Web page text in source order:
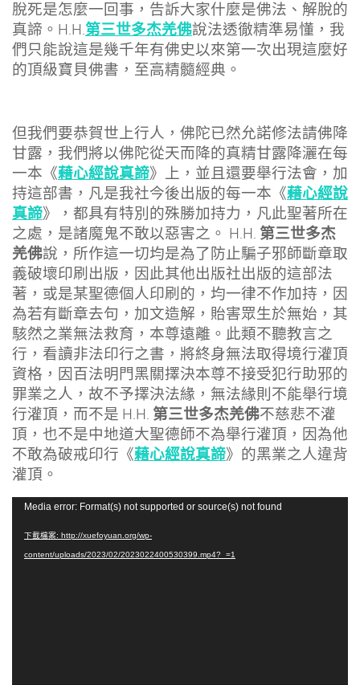
脫死是怎麼一回事，告訴大家什麼是佛法、解脫的
真諦。H.H.第三世多杰羌佛說法透徹精準易懂，我
們只能說這是幾千年有佛史以來第一次出現這麼好
的頂級寶貝佛書，至高精髓經典。
但我們要恭賀世上行人，佛陀已然允諾修法請佛降
甘露，我們將以佛陀從天而降的真精甘露降灑在每
一本《藉心經說真諦》上，並且還要舉行法會，加
持這部書，凡是我社今後出版的每一本《藉心經說
真諦》，都具有特別的殊勝加持力，凡此聖著所在
之處，是諸魔鬼不敢以惡害之。 H.H. 第三世多杰
羌佛說，所作這一切均是為了防止騙子邪師斷章取
義破壞印刷出版，因此其他出版社出版的這部法
著，或是某聖德個人印刷的，均一律不作加持，因
為若有斷章去句，加文造解，貽害眾生於無始，其
駭然之業無法救育，本尊遠離。此類不聽教言之
行，看讀非法印行之書，將終身無法取得境行灌頂
資格，因百法明門黑關擇決本尊不接受犯行助邪的
罪業之人，故不予擇決法緣，無法緣則不能舉行境
行灌頂，而不是 H.H. 第三世多杰羌佛不慈悲不灌
頂，也不是中地道大聖德師不為舉行灌頂，因為他
不敢為破戒印行《藉心經說真諦》的黑業之人違背
灌頂。
Media error: Format(s) not supported or source(s) not found
下載檔案: http://xuefoyuan.org/wp-
content/uploads/2023/02/2023022400530399.mp4?_=1